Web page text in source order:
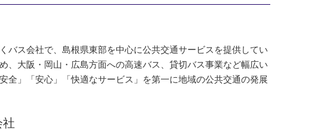
バス会社で、島根県東部を中心に公共交通サービスを提供してい
、大阪・岡山・広島方面への高速バス、貸切バス事業など幅広い
全」「安心」「快適なサービス」を第一に地域の公共交通の発展
社